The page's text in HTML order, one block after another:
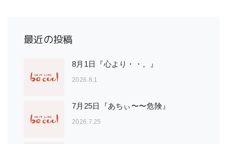
最近の投稿
8月1日『心より・・。』
2026.8.1
7月25日『あちぃ〜〜危険』
2026.7.25